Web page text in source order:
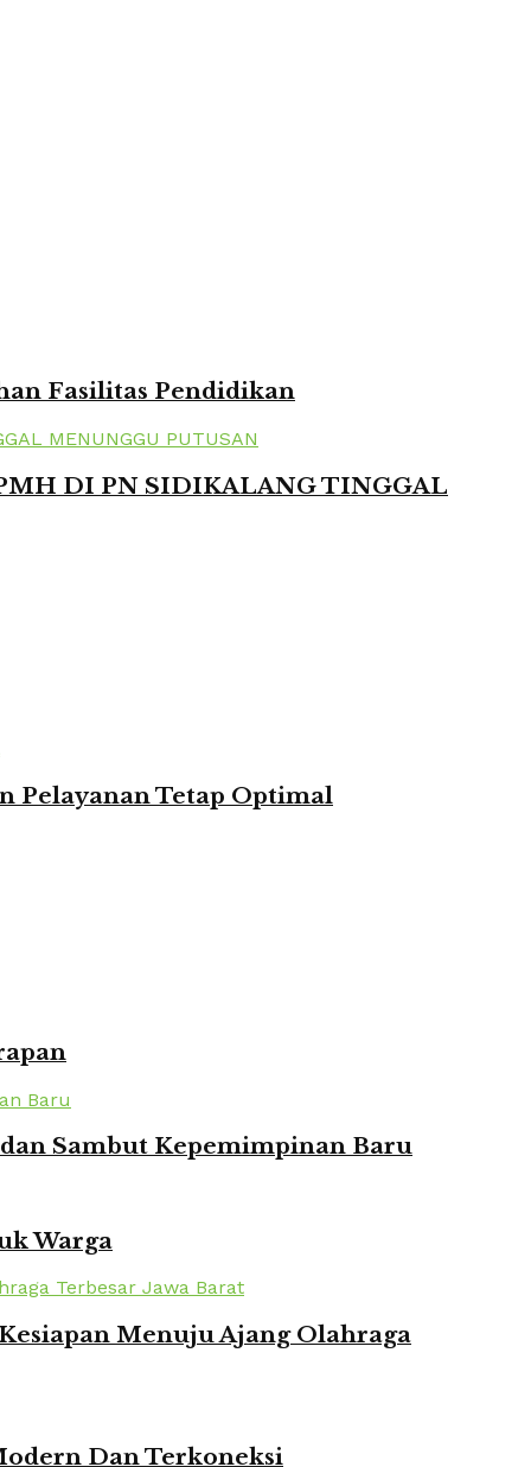
Fasilitas Pendidikan
DI PN SIDIKALANG TINGGAL
Pelayanan Tetap Optimal
Sambut Kepemimpinan Baru
Warga
Menuju Ajang Olahraga
Dan Terkoneksi